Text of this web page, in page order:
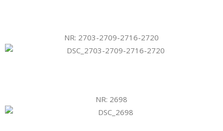
NR: 2703-2709-2716-2720
NR: 2698